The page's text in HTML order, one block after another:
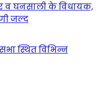
व घनसाली के विधायक,
जल्द
स्थित विभिन्न